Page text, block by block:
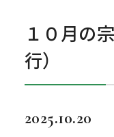
１０月の
行）
2025.10.20